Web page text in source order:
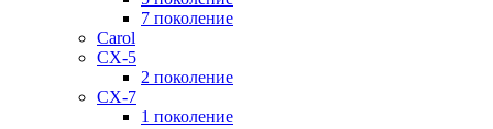
7 поколение
Carol
CX-5
2 поколение
CX-7
1 поколение